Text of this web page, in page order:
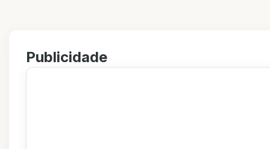
Publicidade